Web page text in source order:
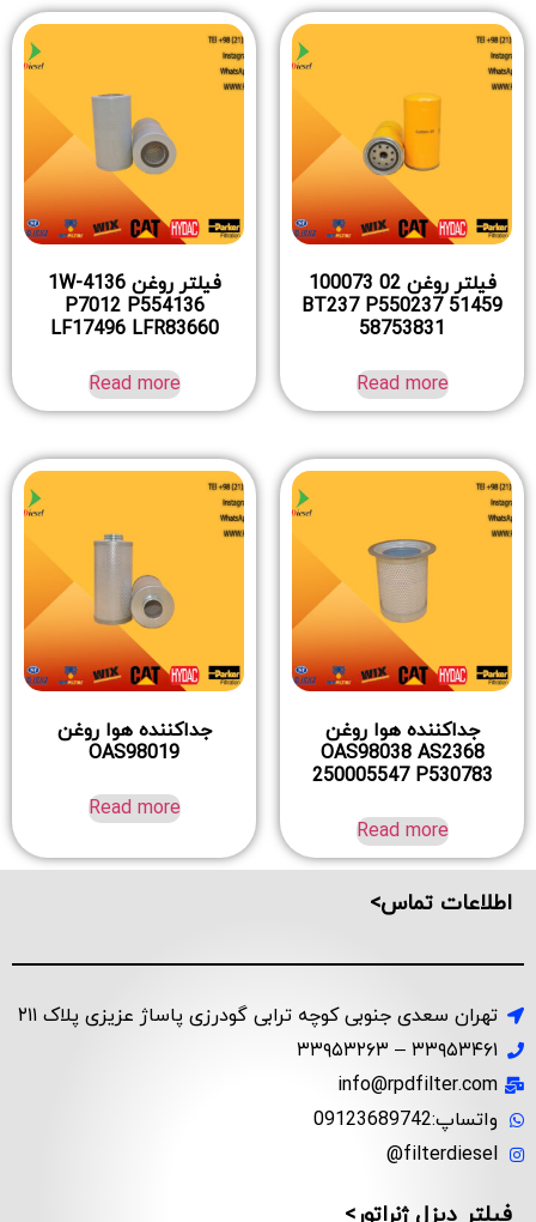
فیلتر روغن 02 100073
BT237 P550237 51459
58753831
Read more
فیلتر روغن 1W-4136
P7012 P554136
LF17496 LFR83660
Read more
جداکننده هوا روغن
OAS98038 AS2368
250005547 P530783
Read more
جداکننده هوا روغن
OAS98019
Read more
اطلاعات تماس>
تهران سعدی جنوبی کوچه ترابی گودرزی پاساژ عزیزی پلاک ۲۱۱
۳۳۹۵۳۴۶۱ – ۳۳۹۵۳۲۶۳
info@rpdfilter.com
واتساپ:09123689742
filterdiesel@
فیلتر دیزل ژنراتور>